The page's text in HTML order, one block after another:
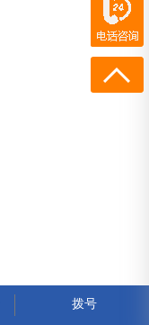
拨号